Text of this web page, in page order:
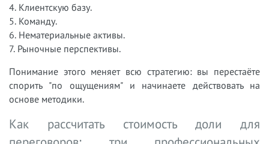
4. Клиентскую базу.
5. Команду.
6. Нематериальные активы.
7. Рыночные перспективы.
Понимание этого меняет всю стратегию: вы перестаёте
спорить "по ощущениям" и начинаете действовать на
основе методики.
Как рассчитать стоимость доли для